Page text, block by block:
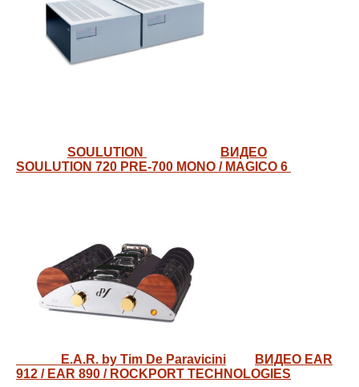
SOULUTION
ВИДЕО
SOULUTION 720 PRE-700 MONO / MAGICO 6
E.A.R. by Tim De Paravicini
ВИДЕО EAR
912 / EAR 890 / ROCKPORT TECHNOLOGIES